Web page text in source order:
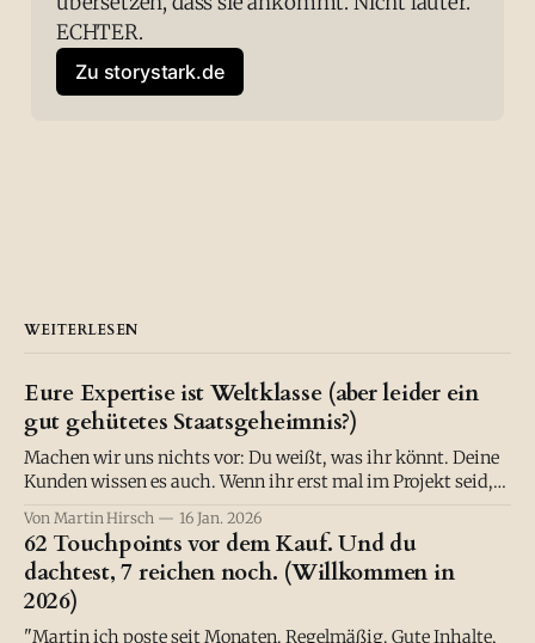
ECHTER.
Zu storystark.de
WEITERLESEN
Eure Expertise ist Weltklasse (aber leider ein
gut gehütetes Staatsgeheimnis?)
Machen wir uns nichts vor: Du weißt, was ihr könnt. Deine
Kunden wissen es auch. Wenn ihr erst mal im Projekt seid,
verschieben, sondern einreißen. Chapeau. :) Eure Methodik
ist wasserdicht, eure Software löst echte Probleme, euer
Bildungsansatz verändert etwas. Aber draußen?
Von Martin Hirsch 16 Jan. 2026
62 Touchpoints vor dem Kauf. Und du
dachtest, 7 reichen noch. (Willkommen in
2026)
"Martin ich poste seit Monaten. Regelmäßig. Gute Inhalte,